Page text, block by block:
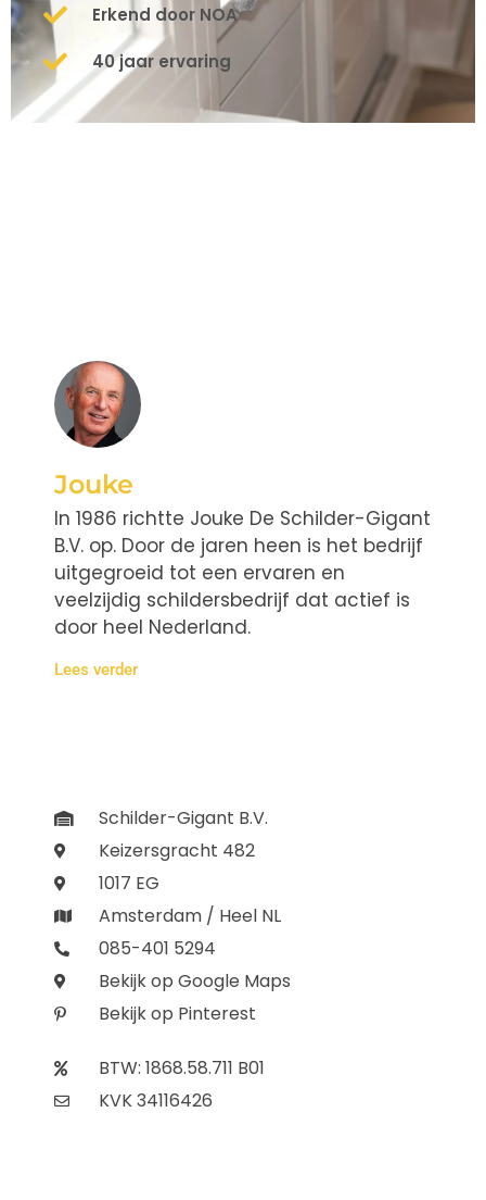
Erkend door NOA
40 jaar ervaring
Jouke
In 1986 richtte Jouke De Schilder-Gigant
B.V. op. Door de jaren heen is het bedrijf
uitgegroeid tot een ervaren en
veelzijdig schildersbedrijf dat actief is
door heel Nederland.
Lees verder
Schilder-Gigant B.V.
Keizersgracht 482
1017 EG
Amsterdam / Heel NL
085-401 5294
Bekijk op Google Maps
Bekijk op Pinterest
BTW: 1868.58.711 B01
KVK 34116426